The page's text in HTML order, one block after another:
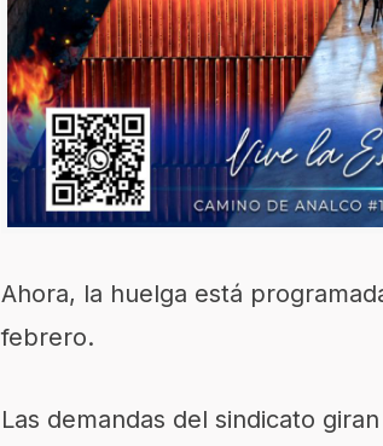
Ahora, la huelga está
febrero.
Las demandas del sindicato